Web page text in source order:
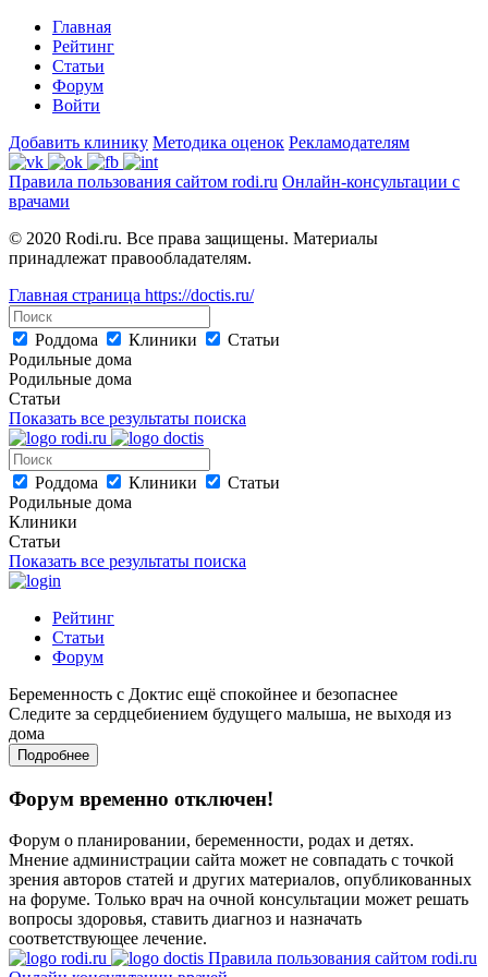
Главная
Рейтинг
Статьи
Форум
Войти
Добавить клинику Методика оценок Рекламодателям
Правила пользования сайтом rodi.ru Онлайн-консультации с
врачами
© 2020 Rodi.ru. Все права защищены. Материалы
принадлежат правообладателям.
Главная страница https://doctis.ru/
Роддома Клиники
Статьи
Родильные дома
Родильные дома
Статьи
Показать все результаты поиска
Роддома Клиники
Статьи
Родильные дома
Клиники
Статьи
Показать все результаты поиска
Рейтинг
Статьи
Форум
Беременность с Доктис ещё спокойнее и безопаснее
Следите за сердцебиением будущего малыша, не выходя из
дома
Подробнее
Форум временно отключен!
Форум о планировании, беременности, родах и детях.
Мнение администрации сайта может не совпадать с точкой
зрения авторов статей и других материалов, опубликованных
на форуме. Только врач на очной консультации может решать
вопросы здоровья, ставить диагноз и назначать
соответствующее лечение.
Правила пользования сайтом rodi.ru